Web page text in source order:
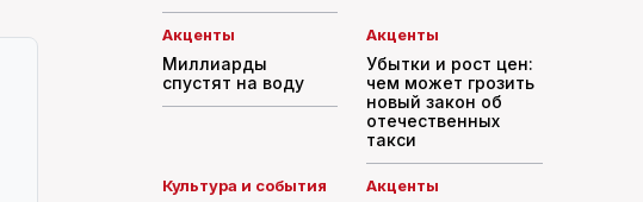
Акценты
Миллиарды
спустят на воду
Акценты
Убытки и рост цен:
чем может грозить
новый закон об
отечественных
такси
Культура и события Акценты